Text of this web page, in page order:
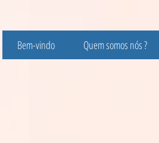
Bem-vindo Quem somos nós ?